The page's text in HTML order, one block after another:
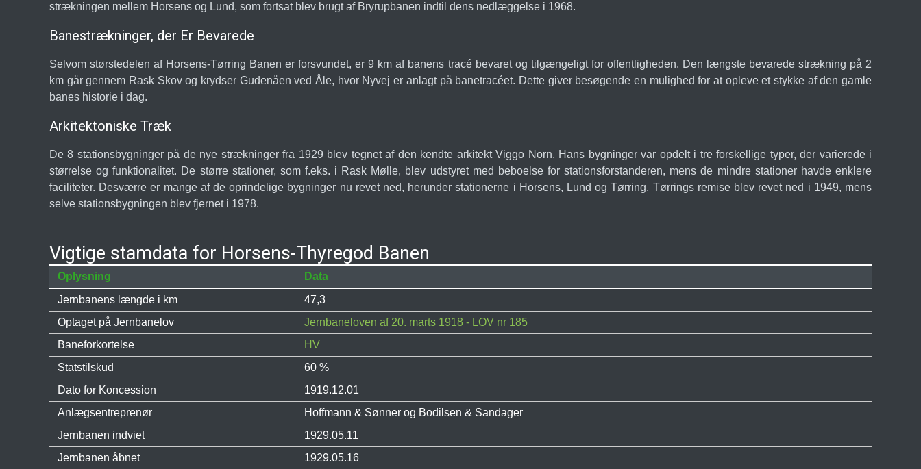
strækningen mellem Horsens og Lund, som fortsat blev brugt af Bryrupbanen indtil dens nedlæggelse i 1968.
Banestrækninger, der Er Bevarede
Selvom størstedelen af Horsens-Tørring Banen er forsvundet, er 9 km af banens tracé bevaret og tilgængeligt for offentligheden. Den længste bevarede strækning på 2
km går gennem Rask Skov og krydser Gudenåen ved Åle, hvor Nyvej er anlagt på banetracéet. Dette giver besøgende en mulighed for at opleve et stykke af den gamle
banes historie i dag.
Arkitektoniske Træk
De 8 stationsbygninger på de nye strækninger fra 1929 blev tegnet af den kendte arkitekt Viggo Norn. Hans bygninger var opdelt i tre forskellige typer, der varierede i
størrelse og funktionalitet. De større stationer, som f.eks. i Rask Mølle, blev udstyret med beboelse for stationsforstanderen, mens de mindre stationer havde enklere
faciliteter. Desværre er mange af de oprindelige bygninger nu revet ned, herunder stationerne i Horsens, Lund og Tørring. Tørrings remise blev revet ned i 1949, mens
selve stationsbygningen blev fjernet i 1978.
Vigtige stamdata for Horsens-Thyregod Banen
Oplysning
Data
Jernbanens længde i km
47,3
Optaget på Jernbanelov
Jernbaneloven af 20. marts 1918 - LOV nr 185
Baneforkortelse
HV
Statstilskud
60 %
Dato for Koncession
1919.12.01
Anlægsentreprenør
Hoffmann & Sønner og Bodilsen & Sandager
Jernbanen indviet
1929.05.11
Jernbanen åbnet
1929.05.16